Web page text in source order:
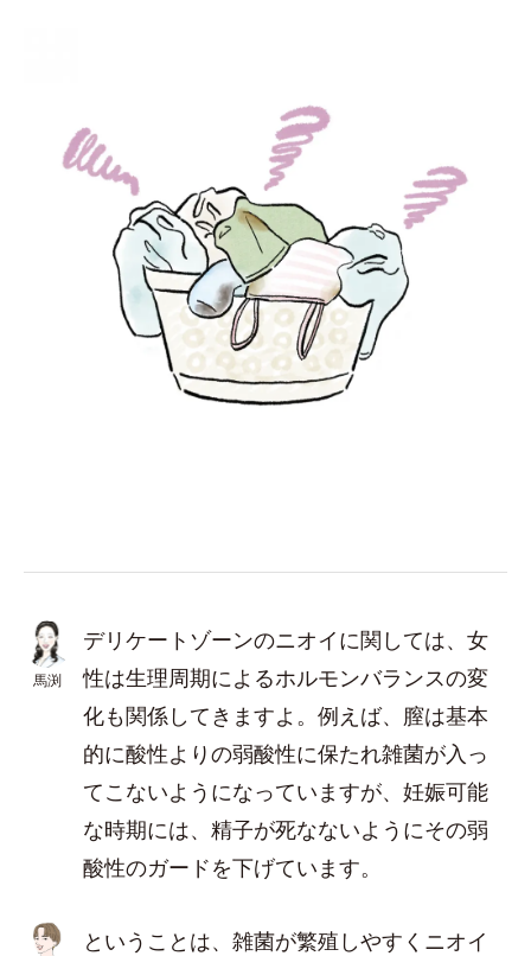
馬渕
デリケートゾーンのニオイに関しては、女
性は生理周期によるホルモンバランスの変
化も関係してきますよ。例えば、膣は基本
的に酸性よりの弱酸性に保たれ雑菌が入っ
てこないようになっていますが、妊娠可能
な時期には、精子が死なないようにその弱
酸性のガードを下げています。
ということは、雑菌が繁殖しやすくニオイ